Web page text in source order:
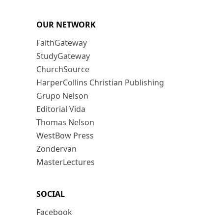
OUR NETWORK
FaithGateway
StudyGateway
ChurchSource
HarperCollins Christian Publishing
Grupo Nelson
Editorial Vida
Thomas Nelson
WestBow Press
Zondervan
MasterLectures
SOCIAL
Facebook